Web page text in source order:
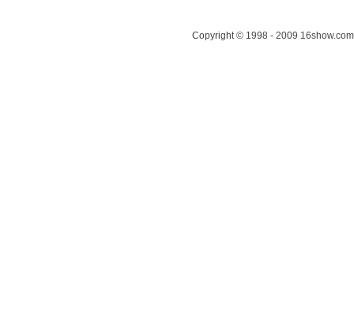
Copyright © 1998 - 2009